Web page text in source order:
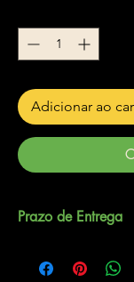
Adicionar ao
Prazo de Entrega